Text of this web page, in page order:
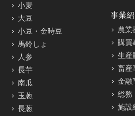
小麦
大豆
小豆・金時豆
馬鈴しょ
人参
長芋
南瓜
玉葱
長葱
事業
農業
購買
生産
畜産
金融
総務
施設